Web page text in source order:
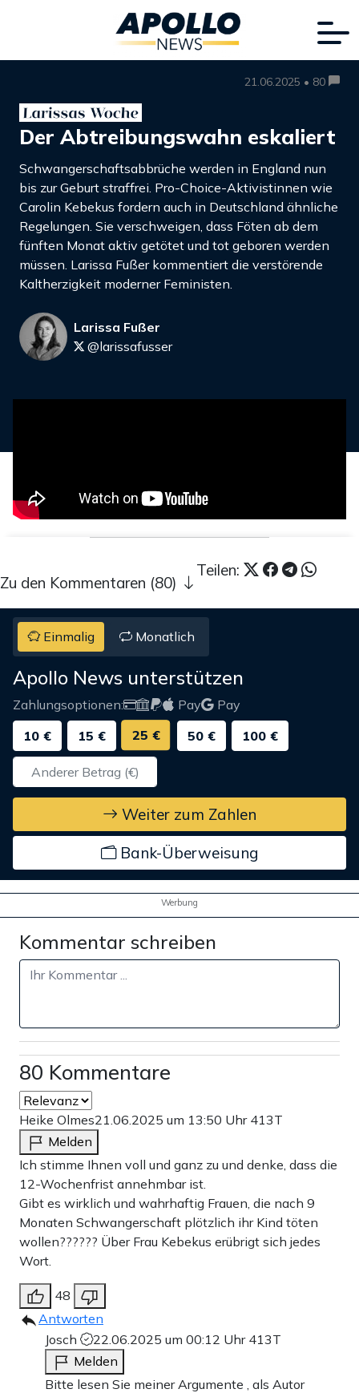
21.06.2025 • 80
Der Abtreibungswahn eskaliert
Schwangerschaftsabbrüche werden in England nun
bis zur Geburt straffrei. Pro-Choice-Aktivistinnen wie
Carolin Kebekus fordern auch in Deutschland ähnliche
Regelungen. Sie verschweigen, dass Föten ab dem
fünften Monat aktiv getötet und tot geboren werden
müssen. Larissa Fußer kommentiert die verstörende
Kaltherzigkeit moderner Feministen.
Larissa Fußer
@larissafusser
Teilen:
Zu den Kommentaren (80)
Einmalig Monatlich
Apollo News unterstützen
Zahlungsoptionen: Pay
Pay
10 €
15 € 25 € 50 € 100 €
Weiter zum Zahlen
Bank-Überweisung
Werbung
Kommentar schreiben
80 Kommentare
Heike Olmes21.06.2025 um 13:50 Uhr 413T
Melden
Ich stimme Ihnen voll und ganz zu und denke, dass die
12-Wochenfrist annehmbar ist.
Gibt es wirklich und wahrhaftig Frauen, die nach 9
Monaten Schwangerschaft plötzlich ihr Kind töten
wollen?????? Über Frau Kebekus erübrigt sich jedes
Wort.
48
Antworten
Josch
22.06.2025 um 00:12 Uhr 413T
Melden
Bitte lesen Sie meiner Argumente , als Autor